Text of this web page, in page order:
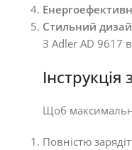
Стильний
З Adler AD 9617
Щоб
Повністю